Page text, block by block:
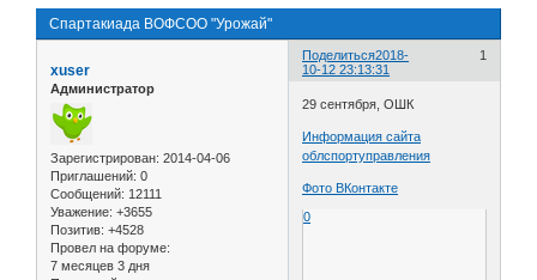
Спартакиада ВОФСОО "Урожай"
Поделиться 1
2018-
10-12 23:13:31
xuser
Администратор
Зарегистрирован: 2014-04-06
Приглашений: 0
Сообщений: 12111
Уважение: +3655
Позитив: +4528
Провел на форуме:
7 месяцев 3 дня
29 сентября, ОШК
Информация сайта
облспортуправления
Фото ВКонтакте
0